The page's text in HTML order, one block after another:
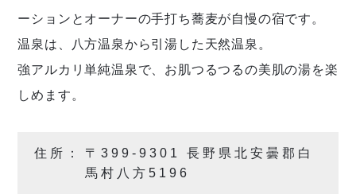
ーションとオーナーの手打ち蕎麦が自慢の宿です。
温泉は、八方温泉から引湯した天然温泉。
強アルカリ単純温泉で、お肌つるつるの美肌の湯を楽
しめます。
住所：
〒399-9301 長野県北安曇郡白
馬村八方5196